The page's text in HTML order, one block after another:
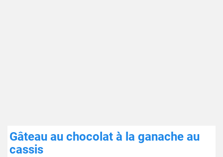
Gâteau au chocolat à la ganache au
cassis